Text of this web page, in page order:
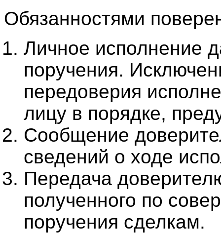
Обязанностями
Личное исполнение
поручения.
передоверия
лицу в порядке,
Сообщение
сведений о ходе
Передача
полученного по
поручения сделкам.